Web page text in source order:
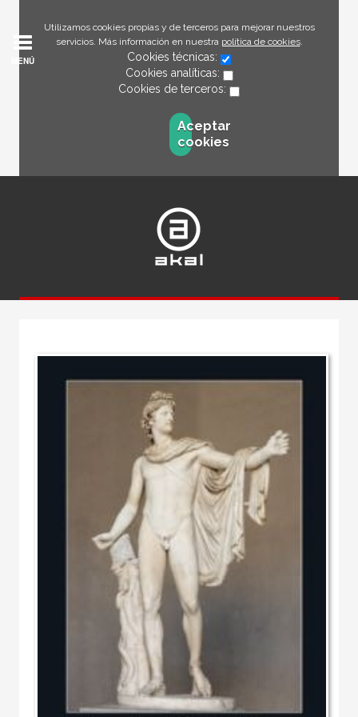
Utilizamos cookies propias y de terceros para mejorar nuestros
servicios. Más información en nuestra política de cookies.
Cookies técnicas:
Cookies analíticas:
Cookies de terceros:
Aceptar
cookies
MENÚ